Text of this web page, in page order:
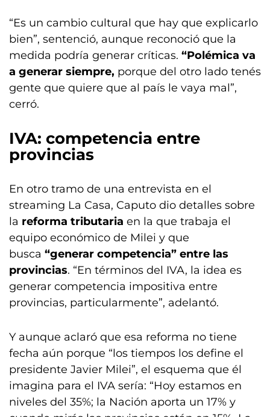
“Es un cambio cultural que hay que explicarlo
bien”, sentenció, aunque reconoció que la
medida podría generar críticas. “Polémica va
a generar siempre, porque del otro lado tenés
gente que quiere que al país le vaya mal”,
cerró.
IVA: competencia entre
provincias
En otro tramo de una entrevista en el
streaming La Casa, Caputo dio detalles sobre
la reforma tributaria en la que trabaja el
equipo económico de Milei y que
busca “generar competencia” entre las
provincias. “En términos del IVA, la idea es
generar competencia impositiva entre
provincias, particularmente”, adelantó.
Y aunque aclaró que esa reforma no tiene
fecha aún porque “los tiempos los define el
presidente Javier Milei”, el esquema que él
imagina para el IVA sería: “Hoy estamos en
niveles del 35%; la Nación aporta un 17% y